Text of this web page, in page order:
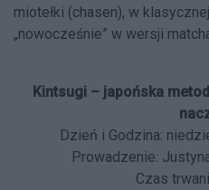
miotełki (chasen), w
„nowocześnie” w wersji
Kintsugi – japońska
Dzień i Godzina:
Prowadzenie:
Czas